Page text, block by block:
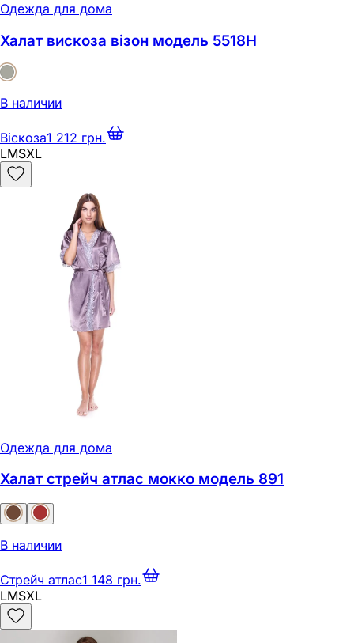
Одежда для дома
Халат вискоза візон модель 5518Н
В наличии
Віскоза1 212 грн.
LMSXL
Одежда для дома
Халат стрейч атлас мокко модель 891
В наличии
Стрейч атлас1 148 грн.
LMSXL